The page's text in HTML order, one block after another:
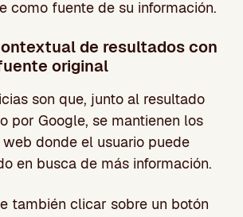
como fuente de su información.
de resultados con
original
son que, junto al resultado
por Google, se mantienen los
donde el usuario puede
en busca de más información.
también clicar sobre un botón